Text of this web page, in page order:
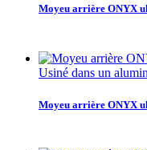
Moyeu arrière ONYX
Usiné dans un
Moyeu arrière ONYX